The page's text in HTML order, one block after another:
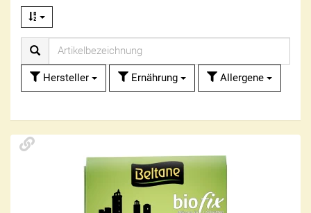
Hersteller Ernährung Allergene